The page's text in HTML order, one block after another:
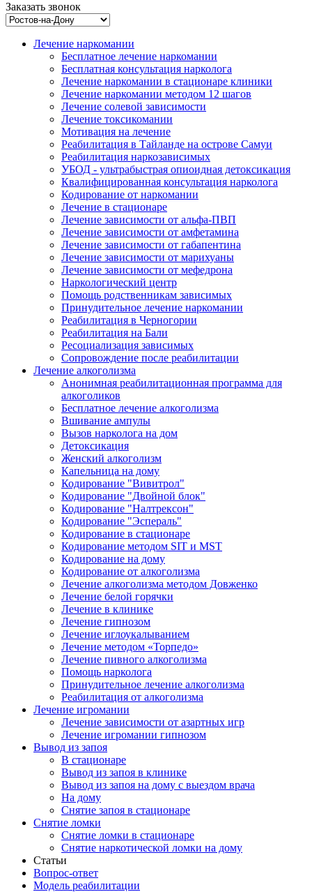
Заказать звонок
Лечение наркомании
Бесплатное лечение наркомании
Бесплатная консультация нарколога
Лечение наркомании в стационаре клиники
Лечение наркомании методом 12 шагов
Лечение солевой зависимости
Лечение токсикомании
Мотивация на лечение
Реабилитация в Тайланде на острове Самуи
Реабилитация наркозависимых
УБОД - ультрабыстрая опиоидная детоксикация
Квалифицированная консультация нарколога
Кодирование от наркомании
Лечение в стационаре
Лечение зависимости от альфа-ПВП
Лечение зависимости от амфетамина
Лечение зависимости от габапентина
Лечение зависимости от марихуаны
Лечение зависимости от мефедрона
Наркологический центр
Помощь родственникам зависимых
Принудительное лечение наркомании
Реабилитация в Черногории
Реабилитация на Бали
Ресоциализация зависимых
Сопровождение после реабилитации
Лечение алкоголизма
Анонимная реабилитационная программа для
алкоголиков
Бесплатное лечение алкоголизма
Вшивание ампулы
Вызов нарколога на дом
Детоксикация
Женский алкоголизм
Капельница на дому
Кодирование "Вивитрол"
Кодирование "Двойной блок"
Кодирование "Налтрексон"
Кодирование "Эспераль"
Кодирование в стационаре
Кодирование методом SIT и MST
Кодирование на дому
Кодирование от алкоголизма
Лечение алкоголизма методом Довженко
Лечение белой горячки
Лечение в клинике
Лечение гипнозом
Лечение иглоукалыванием
Лечение методом «Торпедо»
Лечение пивного алкоголизма
Помощь нарколога
Принудительное лечение алкоголизма
Реабилитация от алкоголизма
Лечение игромании
Лечение зависимости от азартных игр
Лечение игромании гипнозом
Вывод из запоя
В стационаре
Вывод из запоя в клинике
Вывод из запоя на дому с выездом врача
На дому
Снятие запоя в стационаре
Снятие ломки
Снятие ломки в стационаре
Снятие наркотической ломки на дому
Статьи
Вопрос-ответ
Модель реабилитации